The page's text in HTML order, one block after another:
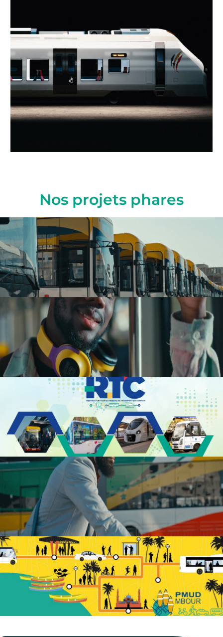
Nos projets phares